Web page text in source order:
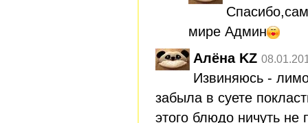
мире Админ
Алёна KZ
Извиняюсь -
забыла в суете
этого блюдо ничуть не